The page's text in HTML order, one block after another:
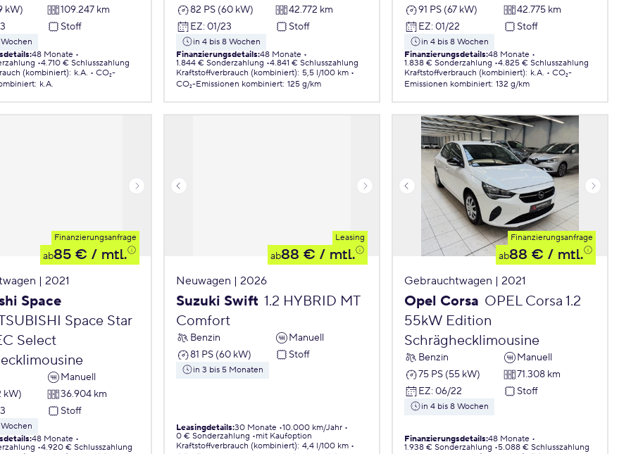
kW)
109.247 km
Stoff
:48 Monate
4.710 € Schlusszahlung
(kombiniert): k.A.
CO₂-
: k.A.
82 PS (60 kW)
42.772 km
EZ: 01/23 Stoff
in 4 bis 8 Wochen
Finanzierungsdetails:48 Monate
1.844 € Sonderzahlung 4.841 € Schlusszahlung
Kraftstoffverbrauch (kombiniert): 5,5 l/100 km
CO₂-Emissionen kombiniert: 125 g/km
91 PS (67 kW)
42.775 km
EZ: 01/22 Stoff
in 4 bis 8 Wochen
Finanzierungsdetails:48 Monate
1.838 € Sonderzahlung 4.825 € Schlusszahlung
Kraftstoffverbrauch (kombiniert): k.A.
CO₂-
Emissionen kombiniert: 132 g/km
Finanzierungsanfrage
ab85 € / mtl.
| 2021
Space
Space Star
Select
Manuell
kW)
36.904 km
Stoff
:48 Monate
4.920 € Schlusszahlung
Leasing
ab88 € / mtl.
Neuwagen | 2026
Suzuki Swift 1.2 HYBRID MT
Comfort
Benzin
Manuell
81 PS (60 kW)
Stoff
in 3 bis 5 Monaten
Leasingdetails:30 Monate 10.000 km/Jahr
0 € Sonderzahlung
mit Kaufoption
Kraftstoffverbrauch (kombiniert): 4,4 l/100 km
Finanzierungsanfrage
ab88 € / mtl.
Gebrauchtwagen | 2021
Opel Corsa OPEL Corsa 1.2
55kW Edition
Schräghecklimousine
Benzin
Manuell
75 PS (55 kW)
71.308 km
EZ: 06/22 Stoff
in 4 bis 8 Wochen
Finanzierungsdetails:48 Monate
1.938 € Sonderzahlung 5.088 € Schlusszahlung